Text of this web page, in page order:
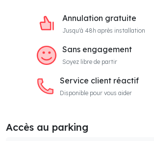
Annulation gratuite
Jusqu'à 48h après installation
Sans engagement
Soyez libre de partir
Service client réactif
Disponible pour vous aider
Accès au parking